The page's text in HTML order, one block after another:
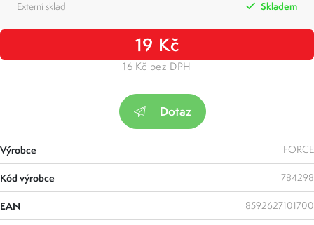
Externí sklad
Skladem
19 Kč
16 Kč bez DPH
Dotaz
Výrobce FORCE
Kód výrobce 784298
EAN 8592627101700